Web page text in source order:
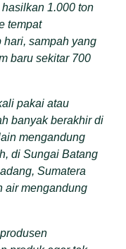
1.000 ton
tempat
hari, sampah yang
baru sekitar 700
pakai atau
banyak berakhir di
mengandung
di Sungai Batang
Sumatera
air mengandung